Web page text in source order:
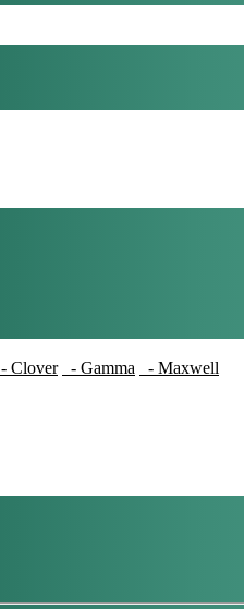
- Clover - Gamma - Maxwell